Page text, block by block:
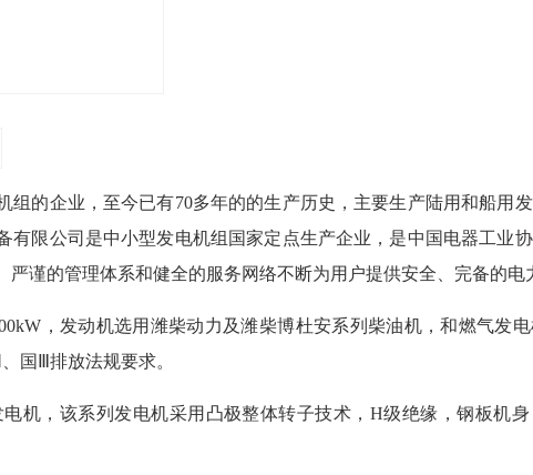
组的企业，至今已有70多年的的生产历史，主要生产陆用和船用
有限公司是中小型发电机组国家定点生产企业，是中国电器工业
严谨的管理体系和健全的服务网络不断为用户提供安全、完备的电
，发动机选用潍柴动力及潍柴博杜安系列柴油机，和燃气发
国Ⅲ排放法规要求。
机，该系列发电机采用凸极整体转子技术，H级绝缘，钢板机